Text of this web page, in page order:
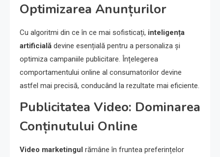
Optimizarea Anunțurilor
Cu algoritmi din ce în ce mai sofisticați, inteligența
artificială devine esențială pentru a personaliza și
optimiza campaniile publicitare. Înțelegerea
comportamentului online al consumatorilor devine
astfel mai precisă, conducând la rezultate mai eficiente.
Publicitatea Video: Dominarea
Conținutului Online
Video marketingul rămâne în fruntea preferințelor